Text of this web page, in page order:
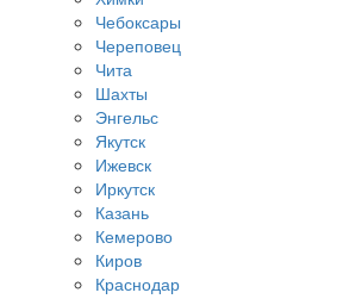
Чебоксары
Череповец
Чита
Шахты
Энгельс
Якутск
Ижевск
Иркутск
Казань
Кемерово
Киров
Краснодар